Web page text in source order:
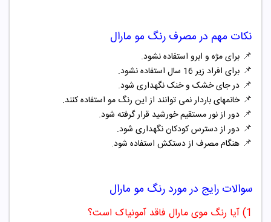
نکات مهم در مصرف رنگ مو مارال
📌 برای مژه و ابرو استفاده نشود.
📌 برای افراد زیر 16 سال استفاده نشود.
📌 در جای خشک و خنک نگهداری شود.
📌خانمهای باردار نمی توانند از این رنگ مو استفاده کنند.
📌 دور از نور مستقیم خورشید قرار گرفته شود.
📌 دور از دسترس کودکان نگهداری شود.
📌 هنگام مصرف از دستکش استفاده شود.
سوالات رایج در مورد رنگ مو مارال
1) آیا رنگ موی مارال فاقد آمونیاک است؟